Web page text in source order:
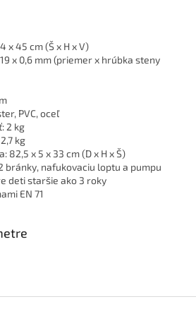
x 45 cm (Š x H x V)
x 0,6 mm (priemer x hrúbka steny
PVC, oceľ
2 kg
kg
82,5 x 5 x 33 cm (D x H x Š)
bránky, nafukovaciu loptu a pumpu
deti staršie ako 3 roky
EN 71